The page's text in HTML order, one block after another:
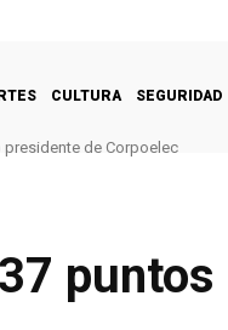
CULTURA SEGURIDAD
de Corpoelec